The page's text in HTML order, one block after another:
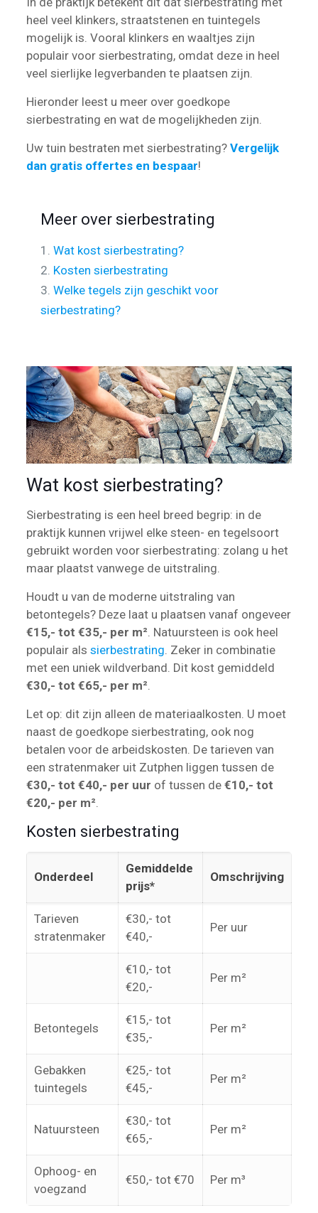
heel veel klinkers, straatstenen en tuintegels
mogelijk is. Vooral klinkers en waaltjes zijn
populair voor sierbestrating, omdat deze in heel
veel sierlijke legverbanden te plaatsen zijn.
Hieronder leest u meer over goedkope
sierbestrating en wat de mogelijkheden zijn.
Uw tuin bestraten met sierbestrating? Vergelijk
dan gratis offertes en bespaar!
Meer over sierbestrating
1. Wat kost sierbestrating?
2. Kosten sierbestrating
3. Welke tegels zijn geschikt voor
sierbestrating?
Wat kost sierbestrating?
Sierbestrating is een heel breed begrip: in de
praktijk kunnen vrijwel elke steen- en tegelsoort
gebruikt worden voor sierbestrating: zolang u het
maar plaatst vanwege de uitstraling.
Houdt u van de moderne uitstraling van
betontegels? Deze laat u plaatsen vanaf ongeveer
€15,- tot €35,- per m². Natuursteen is ook heel
populair als sierbestrating. Zeker in combinatie
met een uniek wildverband. Dit kost gemiddeld
€30,- tot €65,- per m².
Let op: dit zijn alleen de materiaalkosten. U moet
naast de goedkope sierbestrating, ook nog
betalen voor de arbeidskosten. De tarieven van
een stratenmaker uit Zutphen liggen tussen de
€30,- tot €40,- per uur of tussen de €10,- tot
€20,- per m².
Kosten sierbestrating
Onderdeel
Gemiddelde
prijs*
Omschrijving
Tarieven
stratenmaker
€30,- tot
€40,-
Per uur
€10,- tot
€20,-
Per m²
Betontegels
€15,- tot
€35,-
Per m²
Gebakken
tuintegels
€25,- tot
€45,-
Per m²
Natuursteen
€30,- tot
€65,-
Per m²
Ophoog- en
voegzand
€50,- tot €70 Per m³